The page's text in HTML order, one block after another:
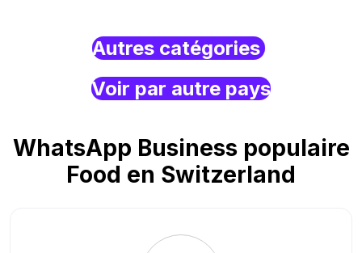
Autres catégories
Voir par autre pays
WhatsApp Business populaire
Food en Switzerland